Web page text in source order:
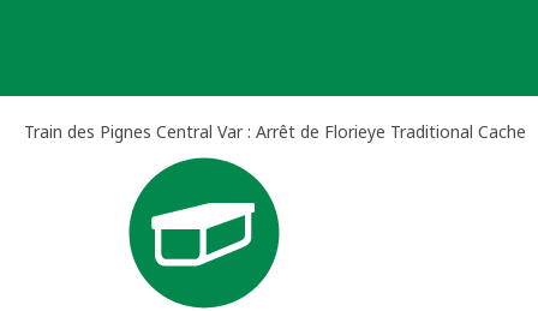
Train des Pignes Central Var : Arrêt de Florieye Traditional Cache